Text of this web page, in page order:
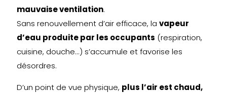
mauvaise ventilation.
Sans renouvellement d’air efficace, la vapeur
d’eau produite par les occupants (respiration,
cuisine, douche...) s’accumule et favorise les
désordres.
D’un point de vue physique, plus l’air est chaud,